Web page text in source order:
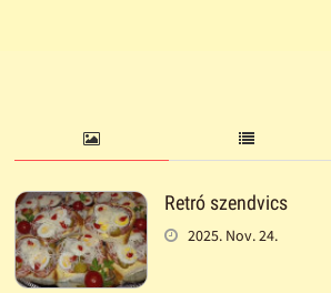
Retró szendvics
2025. Nov. 24.